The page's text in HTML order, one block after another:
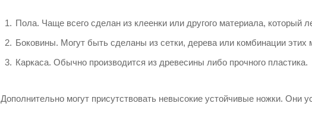
Пола. Чаще всего сделан из клеенки или другого материала, который
Боковины. Могут быть сделаны из сетки, дерева или комбинации этих
Каркаса. Обычно производится из древесины либо прочного пластика.
Дополнительно могут присутствовать невысокие устойчивые ножки. Они